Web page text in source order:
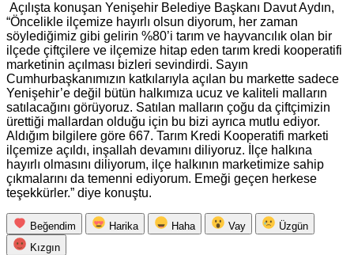
Açılışta konuşan Yenişehir Belediye Başkanı Davut Aydın,
“Öncelikle ilçemize hayırlı olsun diyorum, her zaman
söylediğimiz gibi gelirin %80’i tarım ve hayvancılık olan bir
ilçede çiftçilere ve ilçemize hitap eden tarım kredi kooperatifi
marketinin açılması bizleri sevindirdi. Sayın
Cumhurbaşkanımızın katkılarıyla açılan bu markette sadece
Yenişehir’e değil bütün halkımıza ucuz ve kaliteli malların
satılacağını görüyoruz. Satılan malların çoğu da çiftçimizin
ürettiği mallardan olduğu için bu bizi ayrıca mutlu ediyor.
Aldığım bilgilere göre 667. Tarım Kredi Kooperatifi marketi
ilçemize açıldı, inşallah devamını diliyoruz. İlçe halkına
hayırlı olmasını diliyorum, ilçe halkının marketimize sahip
çıkmalarını da temenni ediyorum. Emeği geçen herkese
teşekkürler.” diye konuştu.
Beğendim Harika Haha Vay
Üzgün
Kızgın